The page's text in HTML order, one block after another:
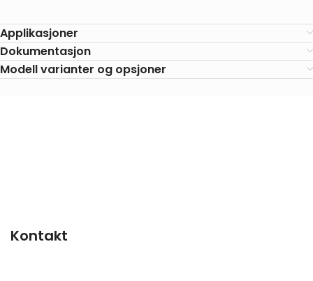
Applikasjoner
Dokumentasjon
Modell varianter og opsjoner
Kontakt